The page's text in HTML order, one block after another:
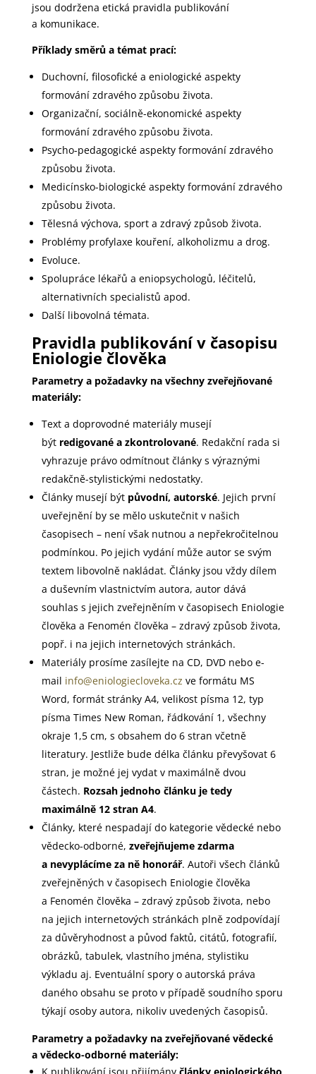
jsou dodržena etická pravidla publikování
a komunikace.
Příklady směrů a témat prací:
Duchovní, filosofické a eniologické aspekty
formování zdravého způsobu života.
Organizační, sociálně-ekonomické aspekty
formování zdravého způsobu života.
Psycho-pedagogické aspekty formování zdravého
způsobu života.
Medicínsko-biologické aspekty formování zdravého
způsobu života.
Tělesná výchova, sport a zdravý způsob života.
Problémy profylaxe kouření, alkoholizmu a drog.
Evoluce.
Spolupráce lékařů a eniopsychologů, léčitelů,
alternativních specialistů apod.
Další libovolná témata.
Pravidla publikování v časopisu
Eniologie člověka
Parametry a požadavky na všechny zveřejňované
materiály:
Text a doprovodné materiály musejí
být redigované a zkontrolované. Redakční rada si
vyhrazuje právo odmítnout články s výraznými
redakčně-stylistickými nedostatky.
Články musejí být původní, autorské. Jejich první
uveřejnění by se mělo uskutečnit v našich
časopisech – není však nutnou a nepřekročitelnou
podmínkou. Po jejich vydání může autor se svým
textem libovolně nakládat. Články jsou vždy dílem
a duševním vlastnictvím autora, autor dává
souhlas s jejich zveřejněním v časopisech Eniologie
člověka a Fenomén člověka – zdravý způsob života,
popř. i na jejich internetových stránkách.
Materiály prosíme zasílejte na CD, DVD nebo e-
mail info@eniologiecloveka.cz ve formátu MS
Word, formát stránky A4, velikost písma 12, typ
písma Times New Roman, řádkování 1, všechny
okraje 1,5 cm, s obsahem do 6 stran včetně
literatury. Jestliže bude délka článku převyšovat 6
stran, je možné jej vydat v maximálně dvou
částech. Rozsah jednoho článku je tedy
maximálně 12 stran A4.
Články, které nespadají do kategorie vědecké nebo
vědecko-odborné, zveřejňujeme zdarma
a nevyplácíme za ně honorář. Autoři všech článků
zveřejněných v časopisech Eniologie člověka
a Fenomén člověka – zdravý způsob života, nebo
na jejich internetových stránkách plně zodpovídají
za důvěryhodnost a původ faktů, citátů, fotografií,
obrázků, tabulek, vlastního jména, stylistiku
výkladu aj. Eventuální spory o autorská práva
daného obsahu se proto v případě soudního sporu
týkají osoby autora, nikoliv uvedených časopisů.
Parametry a požadavky na zveřejňované vědecké
a vědecko-odborné materiály:
K publikování jsou přijímány články eniologického